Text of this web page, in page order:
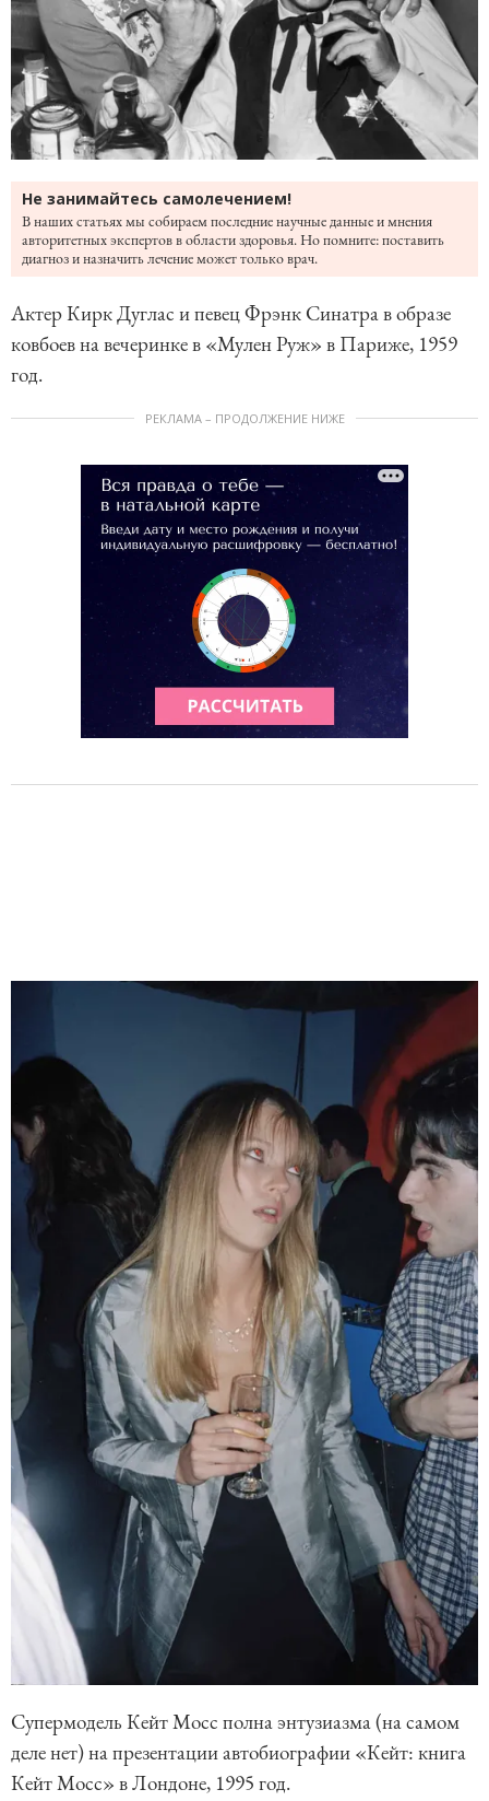
Не занимайтесь самолечением!
В наших статьях мы собираем последние научные данные и мнения
авторитетных экспертов в области здоровья. Но помните: поставить
диагноз и назначить лечение может только врач.
Актер Кирк Дуглас и певец Фрэнк Синатра в образе
ковбоев на вечеринке в «Мулен Руж» в Париже, 1959
год.
РЕКЛАМА – ПРОДОЛЖЕНИЕ НИЖЕ
Супермодель Кейт Мосс полна энтузиазма (на самом
деле нет) на презентации автобиографии «Кейт: книга
Кейт Мосс» в Лондоне, 1995 год.